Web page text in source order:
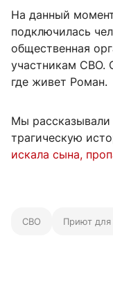
На данный
подключилась
общественная
участникам СВО.
где живет Роман.
Мы
трагическую
искала сына,
СВО Приют